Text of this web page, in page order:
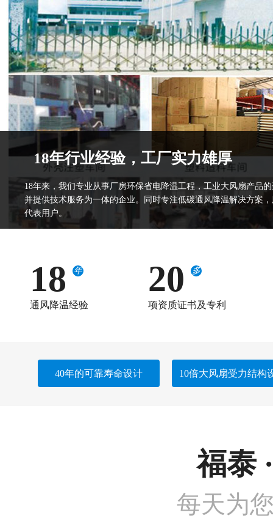
18年行业经验，工厂实力雄厚
18年来，我们专业从事厂房环保省电降温工程，工业大风扇产品
并提供技术服务为一体的企业。同时专注低碳通风降温解决方案
代表用户。
18 年
通风降温经验
20 多
项资质证书及专利
40年的可靠寿命设计 10倍大风扇受力结构
福泰
每天为